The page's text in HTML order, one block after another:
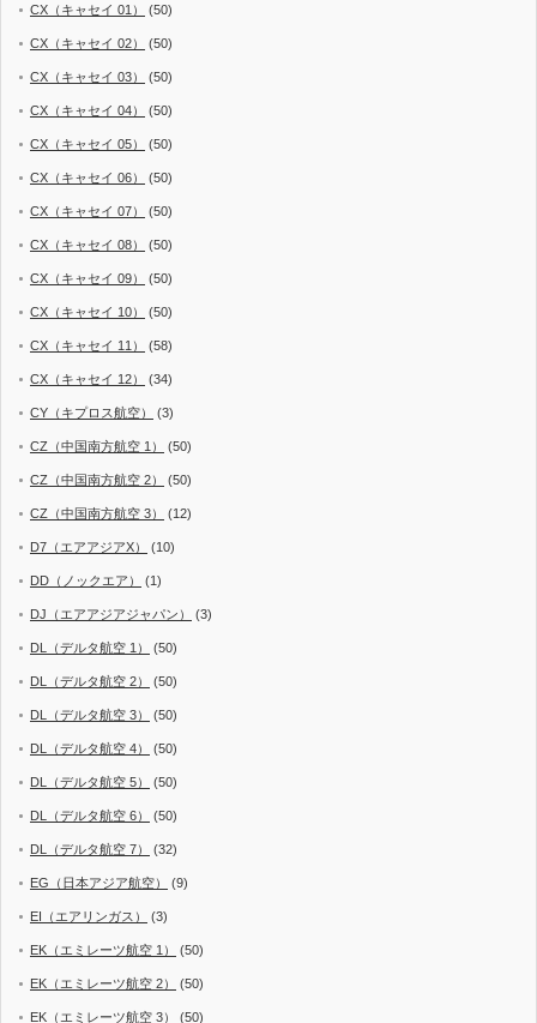
CX（キャセイ 01） (50)
CX（キャセイ 02） (50)
CX（キャセイ 03） (50)
CX（キャセイ 04） (50)
CX（キャセイ 05） (50)
CX（キャセイ 06） (50)
CX（キャセイ 07） (50)
CX（キャセイ 08） (50)
CX（キャセイ 09） (50)
CX（キャセイ 10） (50)
CX（キャセイ 11） (58)
CX（キャセイ 12） (34)
CY（キプロス航空） (3)
CZ（中国南方航空 1） (50)
CZ（中国南方航空 2） (50)
CZ（中国南方航空 3） (12)
D7（エアアジアX） (10)
DD（ノックエア） (1)
DJ（エアアジアジャパン） (3)
DL（デルタ航空 1） (50)
DL（デルタ航空 2） (50)
DL（デルタ航空 3） (50)
DL（デルタ航空 4） (50)
DL（デルタ航空 5） (50)
DL（デルタ航空 6） (50)
DL（デルタ航空 7） (32)
EG（日本アジア航空） (9)
EI（エアリンガス） (3)
EK（エミレーツ航空 1） (50)
EK（エミレーツ航空 2） (50)
EK（エミレーツ航空 3） (50)